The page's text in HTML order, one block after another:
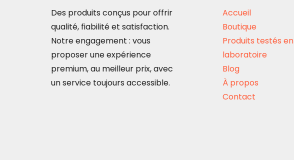
la
page
du
produit
Des produits conçus pour offrir
qualité, fiabilité et satisfaction.
Notre engagement : vous
proposer une expérience
premium, au meilleur prix, avec
un service toujours accessible.
Accueil
Boutique
Produits testés en
laboratoire
Blog
À propos
Contact